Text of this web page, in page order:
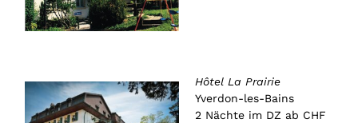
Hôtel La Prairie
Yverdon-les-Bains
2 Nächte im DZ ab CHF